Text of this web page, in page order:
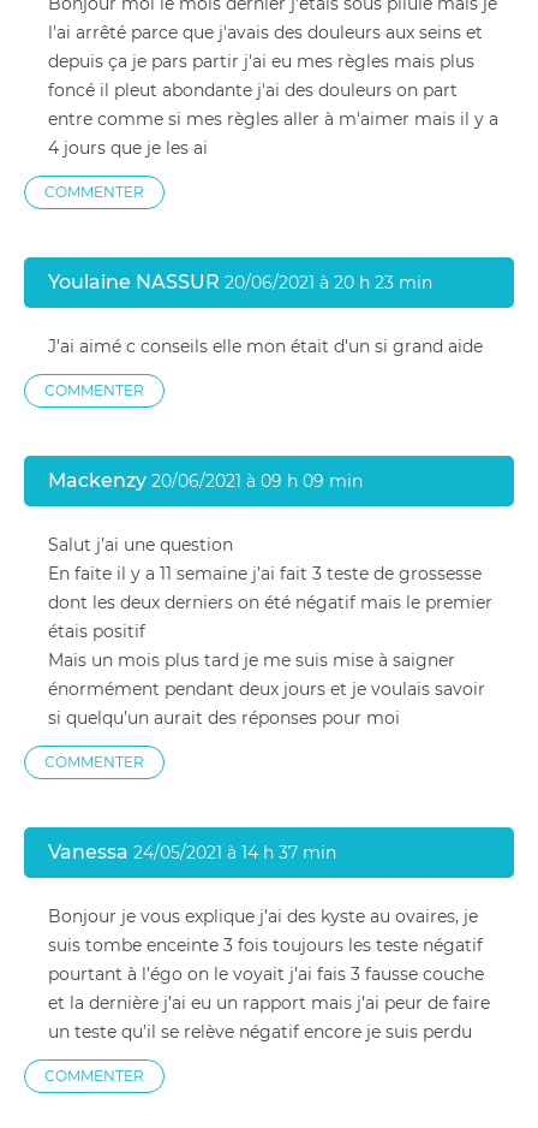
l'ai arrêté parce que j'avais des douleurs aux seins et
depuis ça je pars partir j'ai eu mes règles mais plus
foncé il pleut abondante j'ai des douleurs on part
entre comme si mes règles aller à m'aimer mais il y a
4 jours que je les ai
COMMENTER
Youlaine NASSUR 20/06/2021 à 20 h 23 min
J'ai aimé c conseils elle mon était d'un si grand aide
COMMENTER
Mackenzy 20/06/2021 à 09 h 09 min
Salut j’ai une question
En faite il y a 11 semaine j’ai fait 3 teste de grossesse
dont les deux derniers on été négatif mais le premier
étais positif
Mais un mois plus tard je me suis mise à saigner
énormément pendant deux jours et je voulais savoir
si quelqu’un aurait des réponses pour moi
COMMENTER
Vanessa 24/05/2021 à 14 h 37 min
Bonjour je vous explique j’ai des kyste au ovaires, je
suis tombe enceinte 3 fois toujours les teste négatif
pourtant à l’égo on le voyait j’ai fais 3 fausse couche
et la dernière j’ai eu un rapport mais j’ai peur de faire
un teste qu’il se relève négatif encore je suis perdu
COMMENTER